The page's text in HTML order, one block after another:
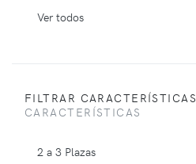
Ver todos
FILTRAR CARACTERÍSTICAS
CARACTERÍSTICAS
2 a 3 Plazas